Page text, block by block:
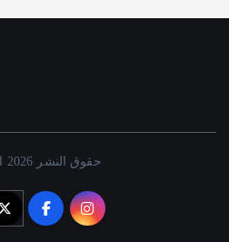
حقوق النشر 2026 المحرر 24